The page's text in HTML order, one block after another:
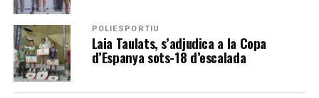
POLIESPORTIU
Laia Taulats, s’adjudica a la Copa
d’Espanya sots-18 d’escalada